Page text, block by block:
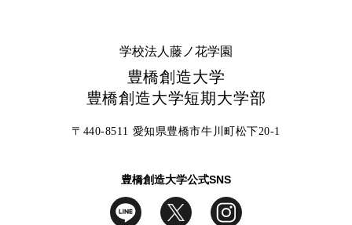
学校法人藤ノ花学園
豊橋創造大学
豊橋創造大学短期大学部
〒440-8511 愛知県豊橋市牛川町松下20-1
豊橋創造大学公式SNS